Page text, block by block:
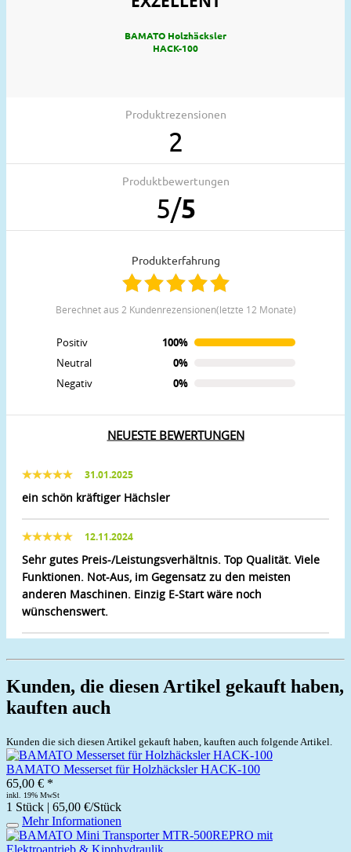
BAMATO Holzhäcksler
HACK-100
Produktrezensionen
2
Produktbewertungen
5/5
Produkterfahrung
berechnet aus 2 Kundenrezensionen(letzte 12 Monate)
Positiv
100%
Neutral
0%
Negativ
0%
NEUESTE BEWERTUNGEN
31.01.2025
ein schön kräftiger Hächsler
12.11.2024
Sehr gutes Preis-/Leistungsverhältnis. Top Qualität. Viele
Funktionen. Not-Aus, im Gegensatz zu den meisten
anderen Maschinen. Einzig E-Start wäre noch
wünschenswert.
Kunden, die diesen Artikel gekauft haben,
kauften auch
Kunden die sich diesen Artikel gekauft haben, kauften auch folgende Artikel.
BAMATO Messerset für Holzhäcksler HACK-100
65,00 € *
inkl. 19% MwSt
1 Stück | 65,00 €/Stück
Mehr Informationen